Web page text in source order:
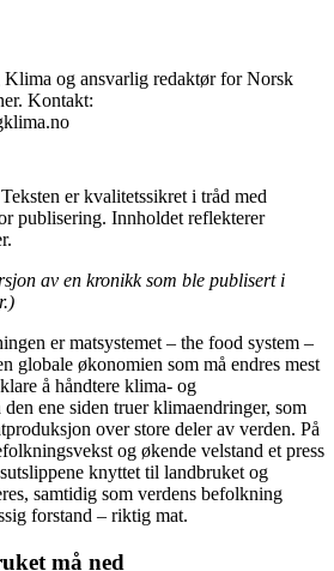
og ansvarlig redaktør for Norsk
Kontakt:
er kvalitetssikret i tråd med
publisering. Innholdet reflekterer
av en kronikk som ble publisert i
er matsystemet – the food system –
globale økonomien som må endres mest
å håndtere klima- og
ene siden truer klimaendringer, som
over store deler av verden. På
og økende velstand et press
knyttet til landbruket og
samtidig som verdens befolkning
forstand – riktig mat.
må ned